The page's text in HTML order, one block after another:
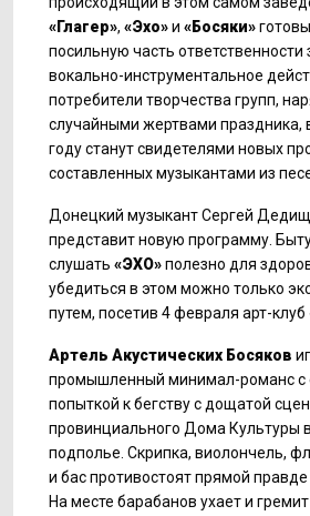
«Глагер», «Эхо»и «Босяки»
посильную часть
вокально-инструментальное
потребители творчества групп,
случайными жертвами праздника,
году станут свидетелями новых
составленных музыкантами из
Донецкий музыкант Сергей
представит новую программу.
слушать «ЭХО»полезно для
убедиться в этом можно только
путем, посетив 4 февраля арт-клуб
Артель Акустических Босяков
промышленный минимал-романс с
попыткой к бегству с дощатой
провинциального Дома Культуры в
подполье. Скрипка, виолончель,
и бас противостоят прямой правде
На месте барабанов ухает и